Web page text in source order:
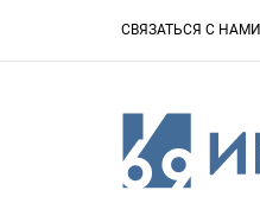
СВЯЗАТЬСЯ С НАМИ